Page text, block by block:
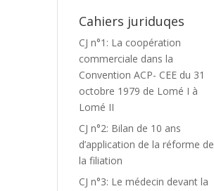
Cahiers juriduqes
CJ n°1: La coopération
commerciale dans la
Convention ACP- CEE du 31
octobre 1979 de Lomé I à
Lomé II
CJ n°2: Bilan de 10 ans
d’application de la réforme de
la filiation
CJ n°3: Le médecin devant la